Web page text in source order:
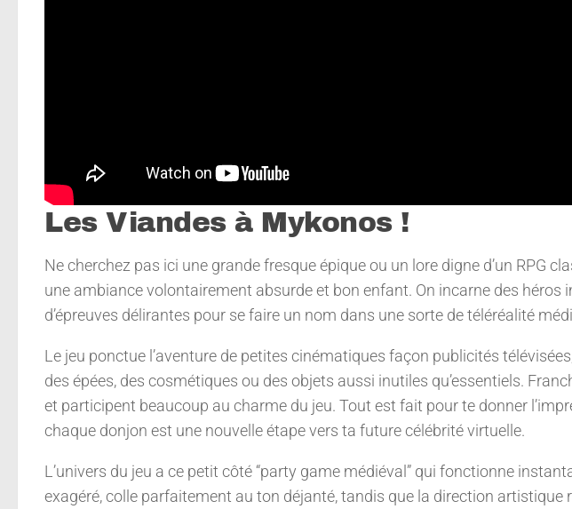
Les Viandes à Mykonos !
Ne cherchez pas ici une grande fresque épique ou un lore digne d’un RPG
une ambiance volontairement absurde et bon enfant. On incarne des héros
d’épreuves délirantes pour se faire un nom dans une sorte de téléréalité
Le jeu ponctue l’aventure de petites cinématiques façon publicités
des épées, des cosmétiques ou des objets aussi inutiles qu’essentiels.
et participent beaucoup au charme du jeu. Tout est fait pour te donner
chaque donjon est une nouvelle étape vers ta future célébrité virtuelle.
L’univers du jeu a ce petit côté “party game médiéval” qui fonctionne
exagéré, colle parfaitement au ton déjanté, tandis que la direction artistique